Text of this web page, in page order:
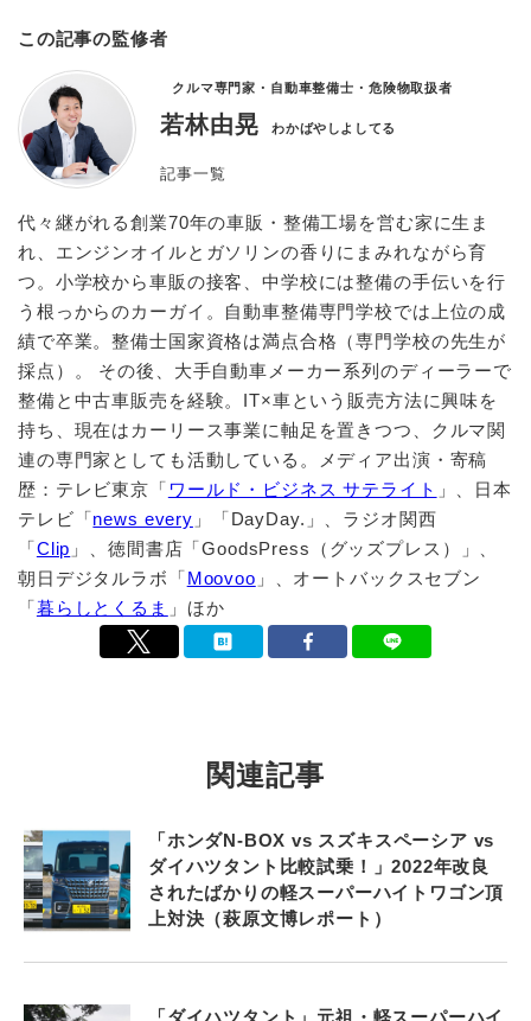
この記事の監修者
クルマ専門家・自動車整備士・危険物取扱者
若林由晃 わかばやしよしてる
記事一覧
代々継がれる創業70年の車販・整備工場を営む家に生ま
れ、エンジンオイルとガソリンの香りにまみれながら育
つ。小学校から車販の接客、中学校には整備の手伝いを行
う根っからのカーガイ。自動車整備専門学校では上位の成
績で卒業。整備士国家資格は満点合格（専門学校の先生が
採点）。 その後、大手自動車メーカー系列のディーラーで
整備と中古車販売を経験。IT×車という販売方法に興味を
持ち、現在はカーリース事業に軸足を置きつつ、クルマ関
連の専門家としても活動している。メディア出演・寄稿
歴：テレビ東京「 ワールド・ビジネス サテライト 」、日本
テレビ「news every 」「DayDay.」、ラジオ関西
「Clip 」、徳間書店「GoodsPress（グッズプレス）」、
朝日デジタルラボ「Moovoo 」、オートバックスセブン
「暮らしとくるま 」ほか
関連記事
「ホンダN-BOX vs スズキスペーシア vs
ダイハツタント比較試乗！」2022年改良
されたばかりの軽スーパーハイトワゴン頂
上対決（萩原文博レポート）
「ダイハツタント」元祖・軽スーパーハイ